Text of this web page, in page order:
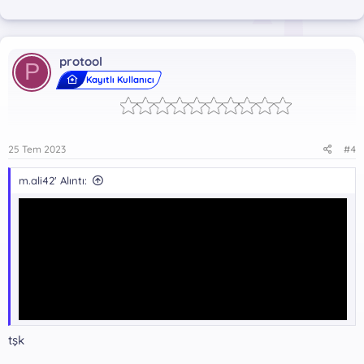
P protool
Kayıtlı Kullanıcı
25 Tem 2023 #4
m.ali42' Alıntı:
tşk